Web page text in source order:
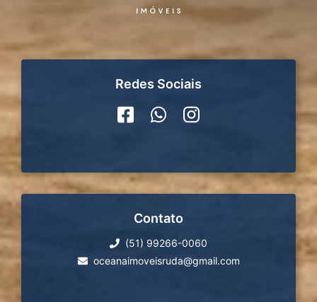
Redes Sociais
Contato
(51) 99266-0060
oceanaimoveisruda@gmail.com